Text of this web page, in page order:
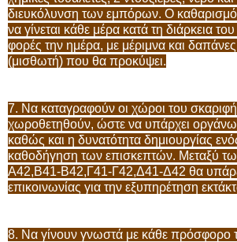
διευκόλυνση των εμπόρων. Ο
να γίνεται κάθε μέρα κατά τη διάρκεια
φορές την ημέρα, με μέριμνα και
(μισθωτή) που θα προκύψει.
7. Να καταγραφούν οι χώροι του
χωροθετηθούν, ώστε να υπάρχει
καθώς και η δυνατότητα δημιουργίας
καθοδήγηση των επισκεπτών. Μεταξύ
Α42,Β41-Β42,Γ41-Γ42,Δ41-Δ42 θα
επικοινωνίας για την εξυπηρέτηση
8. Να γίνουν γνωστά με κάθε πρόσφορο